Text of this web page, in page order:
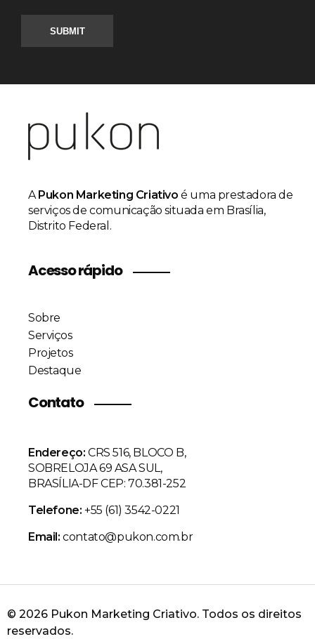
APukon Marketing Criativo é uma prestadora de
serviços de comunicação situada em Brasília,
Distrito Federal.
Acesso rápido
Sobre
Serviços
Projetos
Destaque
Contato
Endereço: CRS 516, BLOCO B,
SOBRELOJA 69 ASA SUL,
BRASÍLIA-DF CEP: 70.381-252
Telefone: +55 (61) 3542-0221
Email: contato@pukon.com.br
© 2026 Pukon Marketing Criativo. Todos os direitos
reservados.